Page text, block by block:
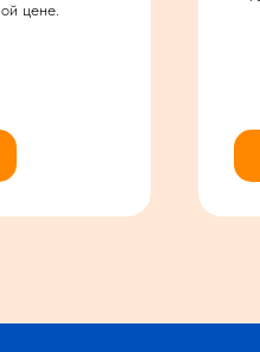
цене.